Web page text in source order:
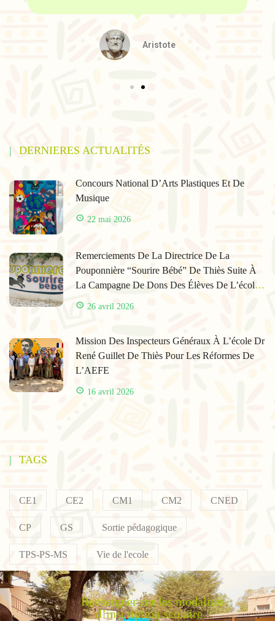
Aristote
DERNIERES ACTUALITÉS
Concours National D’Arts Plastiques Et De
Musique
22 mai 2026
Remerciements De La Directrice De La
Pouponnière “Sourire Bébé” De Thiès Suite À
La Campagne De Dons Des Élèves De L’école
René Guillet
26 avril 2026
Mission Des Inspecteurs Généraux À L’école Dr
René Guillet De Thiès Pour Les Réformes De
L’AEFE
16 avril 2026
TAGS
CE1 CE2 CM1 CM2 CNED
CP GS Sortie pédagogique
TPS-PS-MS Vie de l'ecole
Renseigner sur les modalités
d’inscription scolaire !